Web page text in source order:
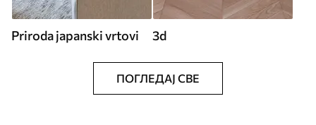
Priroda japanski vrtovi 3d
ПОГЛЕДАЈ СВЕ